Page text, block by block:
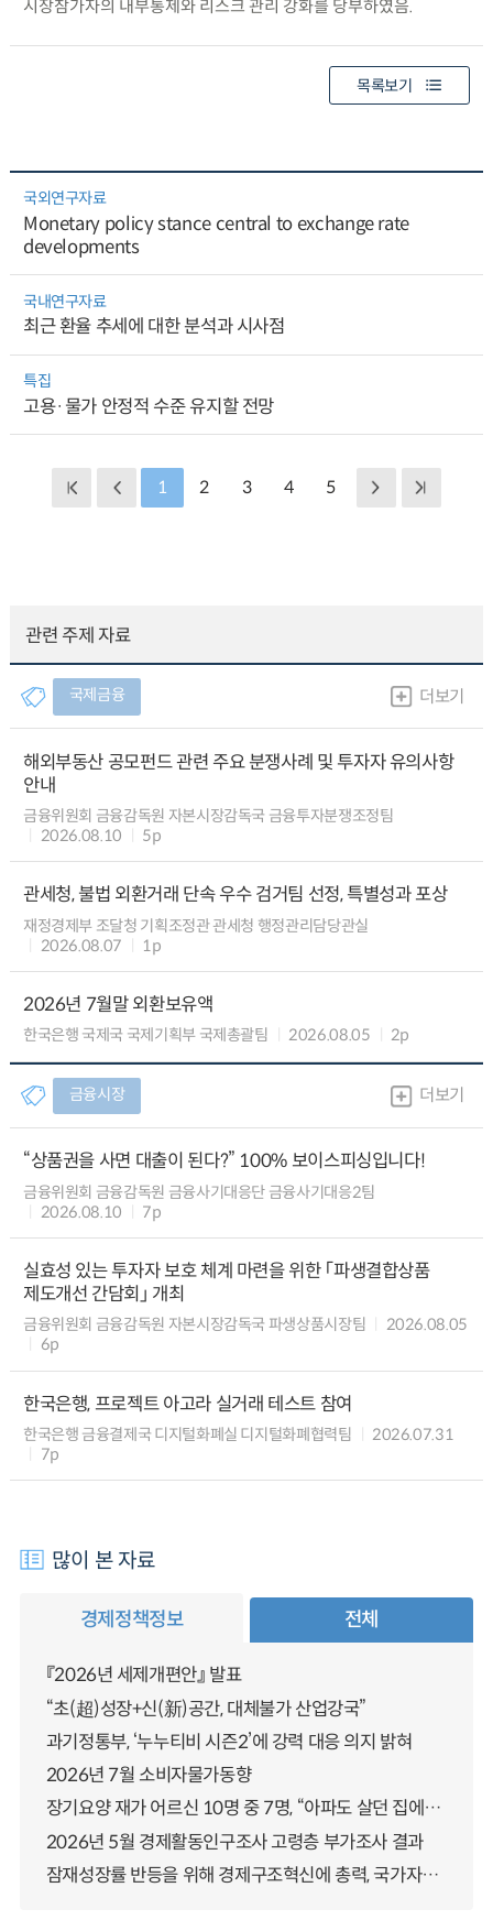
시장참가자의 내부통제와 리스크 관리 강화를 당부하였음.
목록보기
국외연구자료
Monetary policy stance central to exchange rate
developments
국내연구자료
최근 환율 추세에 대한 분석과 시사점
특집
고용·물가 안정적 수준 유지할 전망
1 2 3 4 5
관련 주제 자료
국제금융 더보기
해외부동산 공모펀드 관련 주요 분쟁사례 및 투자자 유의사항
안내
금융위원회 금융감독원 자본시장감독국 금융투자분쟁조정팀
2026.08.10
5p
관세청, 불법 외환거래 단속 우수 검거팀 선정, 특별성과 포상
재정경제부 조달청 기획조정관 관세청 행정관리담당관실
2026.08.07
1p
2026년 7월말 외환보유액
한국은행 국제국 국제기획부 국제총괄팀 2026.08.05 2p
금융시장 더보기
“상품권을 사면 대출이 된다?” 100% 보이스피싱입니다!
금융위원회 금융감독원 금융사기대응단 금융사기대응2팀
2026.08.10
7p
실효성 있는 투자자 보호 체계 마련을 위한 「파생결합상품
제도개선 간담회」 개최
금융위원회 금융감독원 자본시장감독국 파생상품시장팀
2026.08.05
6p
한국은행, 프로젝트 아고라 실거래 테스트 참여
한국은행 금융결제국 디지털화폐실 디지털화폐협력팀
2026.07.31
7p
많이 본 자료
경제정책정보 전체
『2026년 세제개편안』 발표
“초(超)성장+신(新)공간, 대체불가 산업강국”
과기정통부, ‘누누티비 시즌2’에 강력 대응 의지 밝혀
2026년 7월 소비자물가동향
장기요양 재가 어르신 10명 중 7명, “아파도 살던 집에서 살겠다” 「2025년 장기요양실태조사」 결과 발표
2026년 5월 경제활동인구조사 고령층 부가조사 결과
잠재성장률 반등을 위해 경제구조혁신에 총력, 국가자산 관리체계 대전환